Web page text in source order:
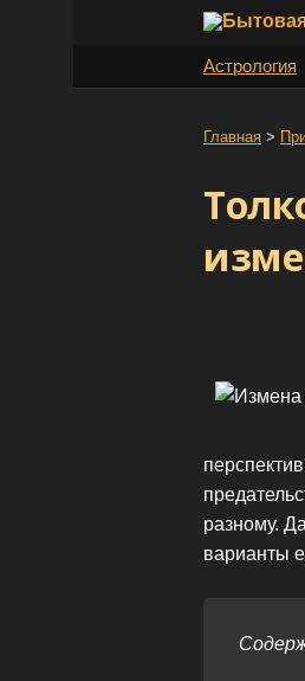
Астрология
Главная >
разному.
варианты